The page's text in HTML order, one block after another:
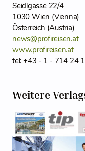
Seidlgasse 22/4
1030 Wien (Vienna)
Österreich (Austria)
news@profireisen.at
www.profireisen.at
tel: +43 - 1 - 714 24
Weitere